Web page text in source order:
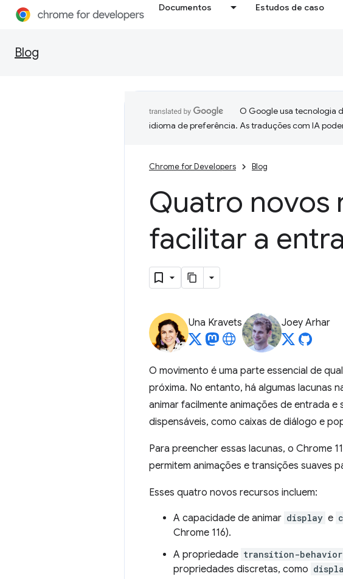
Documentos Estudos de caso
Blog
O Google usa tecnologia
idioma de preferência. As traduções com IA
Chrome for Developers Blog
Quatro novos
facilitar a
Una Kravets Joey Arhar
O movimento é uma parte essencial de
próxima. No entanto, há algumas lacunas
animar facilmente animações de entrada
dispensáveis, como caixas de diálogo e
Para preencher essas lacunas, o Chrome
permitem animações e transições suaves
Esses quatro novos recursos incluem:
A capacidade de animar display e
Chrome 116).
A propriedade transition-behavior
propriedades discretas, como